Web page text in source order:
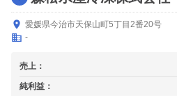
愛媛県今治市天保山町5丁目2番20号
-
売上：
純利益：